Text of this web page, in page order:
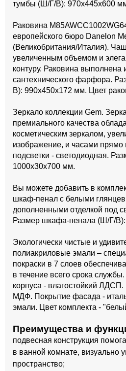
тумбы (Ш/Г/В): 970x445x600
Раковина
европейского бюро Danelon
(Великобритания/Италия).
увеличенным объемом и
контуру. Раковина выполнена
сантехнического фарфора.
В): 990x450x172 мм. Цвет
Зеркало коллекции Gem.
премиального качества
косметическим зеркалом,
изображение, и часами прямо
подсветки - светодиодная.
1000x30x700 мм.
Вы можете добавить в
шкаф-пенал с белыми
дополненными отделкой под
Размер шкафа-пенала (Ш/Г/
Экологически чистые и
полиакриловые эмали –
покраски в 7 слоев
в течение всего срока
корпуса - влагостойкий
МДФ. Покрытие фасада -
эмали. Цвет комплекта -
Преимущества и
подвесная конструкция
в ванной комнате, визуально
пространство;